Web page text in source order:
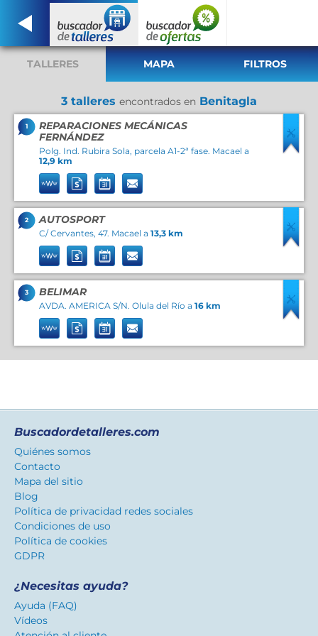
TALLERES MAPA FILTROS
3 talleres encontrados en Benitagla
1
REPARACIONES MECÁNICAS
FERNÁNDEZ
Polg. Ind. Rubira Sola, parcela A1-2ª fase. Macael a
12,9 km
2 AUTOSPORT
C/ Cervantes, 47. Macael a 13,3 km
3 BELIMAR
AVDA. AMERICA S/N. Olula del Río a 16 km
Buscadordetalleres.com
Quiénes somos
Contacto
Mapa del sitio
Blog
Política de privacidad redes sociales
Condiciones de uso
Política de cookies
GDPR
¿Necesitas ayuda?
Ayuda (FAQ)
Vídeos